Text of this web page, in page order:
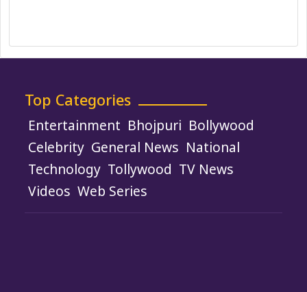
Top Categories
Entertainment Bhojpuri Bollywood
Celebrity General News National
Technology Tollywood TV News
Videos Web Series